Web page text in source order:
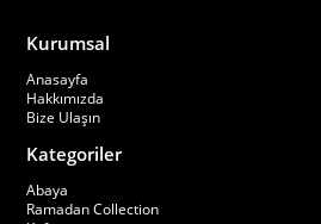
Kurumsal
Anasayfa
Hakkımızda
Bize Ulaşın
Kategoriler
Abaya
Ramadan Collection